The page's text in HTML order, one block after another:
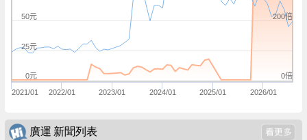
2021/01 2022/01 2023/01 2024/01 2025/01 2026/01
0倍
200倍
0元
25元
50元
廣運 新聞列表